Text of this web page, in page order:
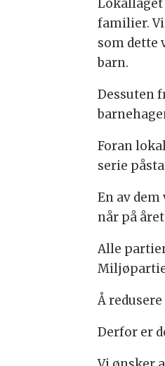
Lokallaget
familier.
som dette
barn.
Dessuten
Foran
serie
En av
når på
Alle
Å
Derfor er